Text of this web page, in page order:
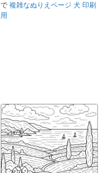
で 複雑なぬりえページ 犬 印刷
用